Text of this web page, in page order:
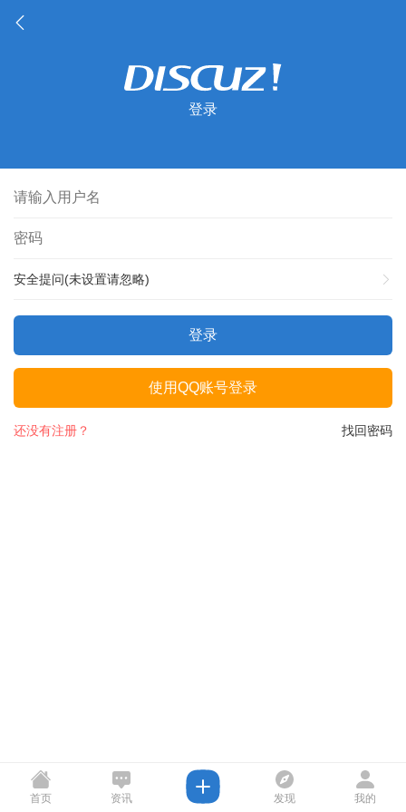
登录
安全提问(未设置请忽略)
登录
使用QQ账号登录
找回密码
还没有注册？
首页 资讯 发现 我的